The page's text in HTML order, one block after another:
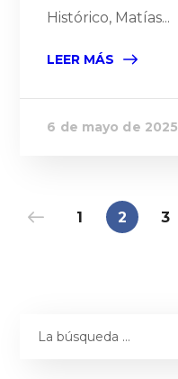
Histórico, Matías...
LEER MÁS
6 de mayo de 2025
1 2 3